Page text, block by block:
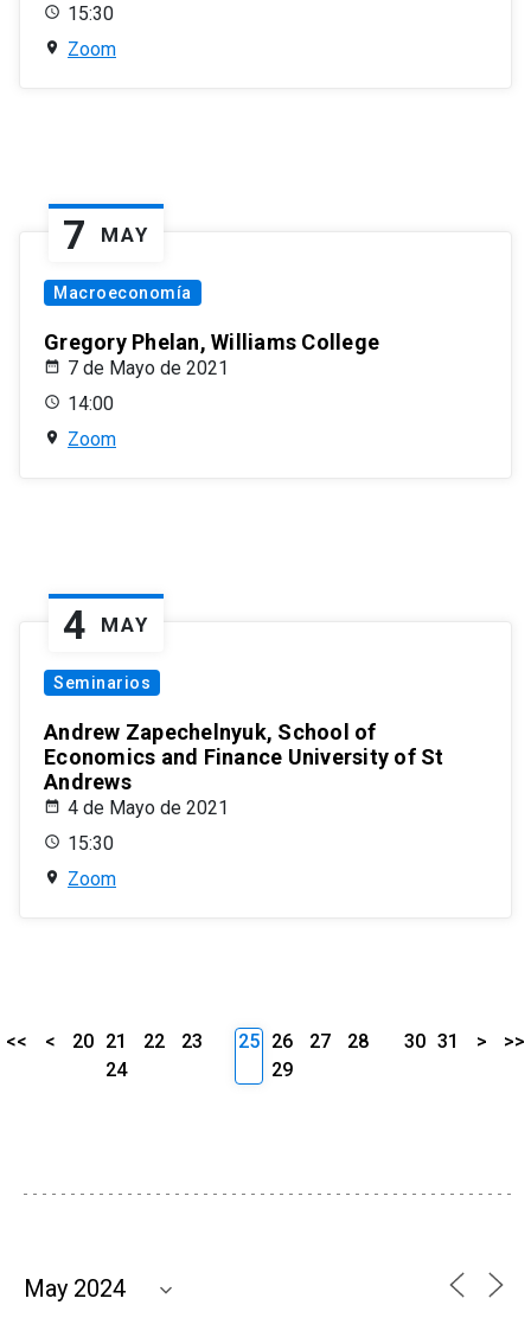
15:30
Zoom
7 MAY
Macroeconomía
Gregory Phelan, Williams College
7 de Mayo de 2021
14:00
Zoom
4 MAY
Seminarios
Andrew Zapechelnyuk, School of
Economics and Finance University of St
Andrews
4 de Mayo de 2021
15:30
Zoom
<< < 20 21 22
23
24
25 26 27
28
29
30 31 > >>